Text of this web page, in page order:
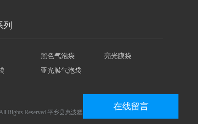
在线留言
列
黑色气泡袋
亮光膜袋
亚光膜气泡袋
Rights Reserved 平乡县惠波塑料包装厂 冀ICP备19036531号-1